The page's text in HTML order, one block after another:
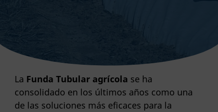
La Funda Tubular agrícola se ha
consolidado en los últimos años como una
de las soluciones más eficaces para la